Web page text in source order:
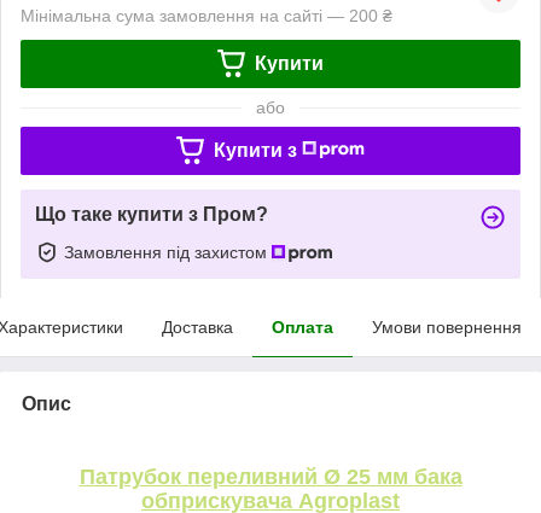
Мінімальна сума замовлення на сайті — 200 ₴
Купити
або
Купити з
Що таке купити з Пром?
Замовлення під захистом
Доставка Оплата Умови повернення
Опис
Патрубок переливний Ø 25 мм бака
обприскувача Agroplast